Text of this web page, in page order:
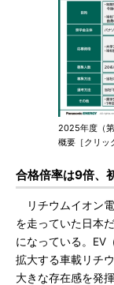
2025年度（
概要［クリッ
合格倍率は9倍、
リチウムイオン
を走っていた日本
になっている。EV
拡大する車載リチ
大きな存在感を発